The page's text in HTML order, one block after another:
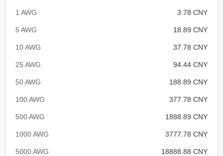
1 AWG 3.78 CNY
5 AWG 18.89 CNY
10 AWG 37.78 CNY
25 AWG 94.44 CNY
50 AWG 188.89 CNY
100 AWG 377.78 CNY
500 AWG 1888.89 CNY
1000 AWG 3777.78 CNY
5000 AWG 18888.88 CNY